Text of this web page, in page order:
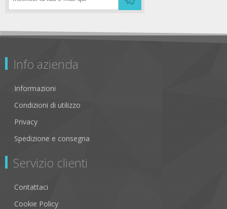
Info azienda
Informazioni
Condizioni di utilizzo
Privacy
Spedizione e consegna
Servizio clienti
Contattaci
Cookie Policy